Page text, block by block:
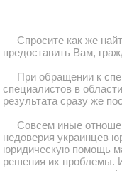
Спросите как же
предоставить Вам,
При обращении к
специалистов в
результата сразу же
Совсем иные
недоверия украинцев
юридическую помощь
решения их проблемы.